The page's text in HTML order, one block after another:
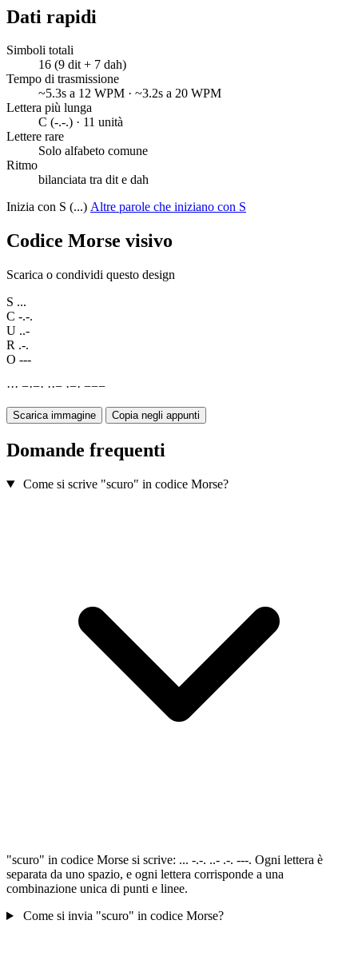
Dati rapidi
Simboli totali
16 (9 dit + 7 dah)
Tempo di trasmissione
~5.3s a 12 WPM · ~3.2s a 20 WPM
Lettera più lunga
C (-.-.) · 11 unità
Lettere rare
Solo alfabeto comune
Ritmo
bilanciata tra dit e dah
Inizia con S (...) Altre parole che iniziano con S
Codice Morse visivo
Scarica o condividi questo design
S ...
C -.-.
U ..-
R .-.
O ---
··· −·−· ··− ·−· −−−
Scarica immagine Copia negli appunti
Domande frequenti
Come si scrive "scuro" in codice Morse?
"scuro" in codice Morse si scrive: ... -.-. ..- .-. ---. Ogni lettera è
separata da uno spazio, e ogni lettera corrisponde a una
combinazione unica di punti e linee.
Come si invia "scuro" in codice Morse?